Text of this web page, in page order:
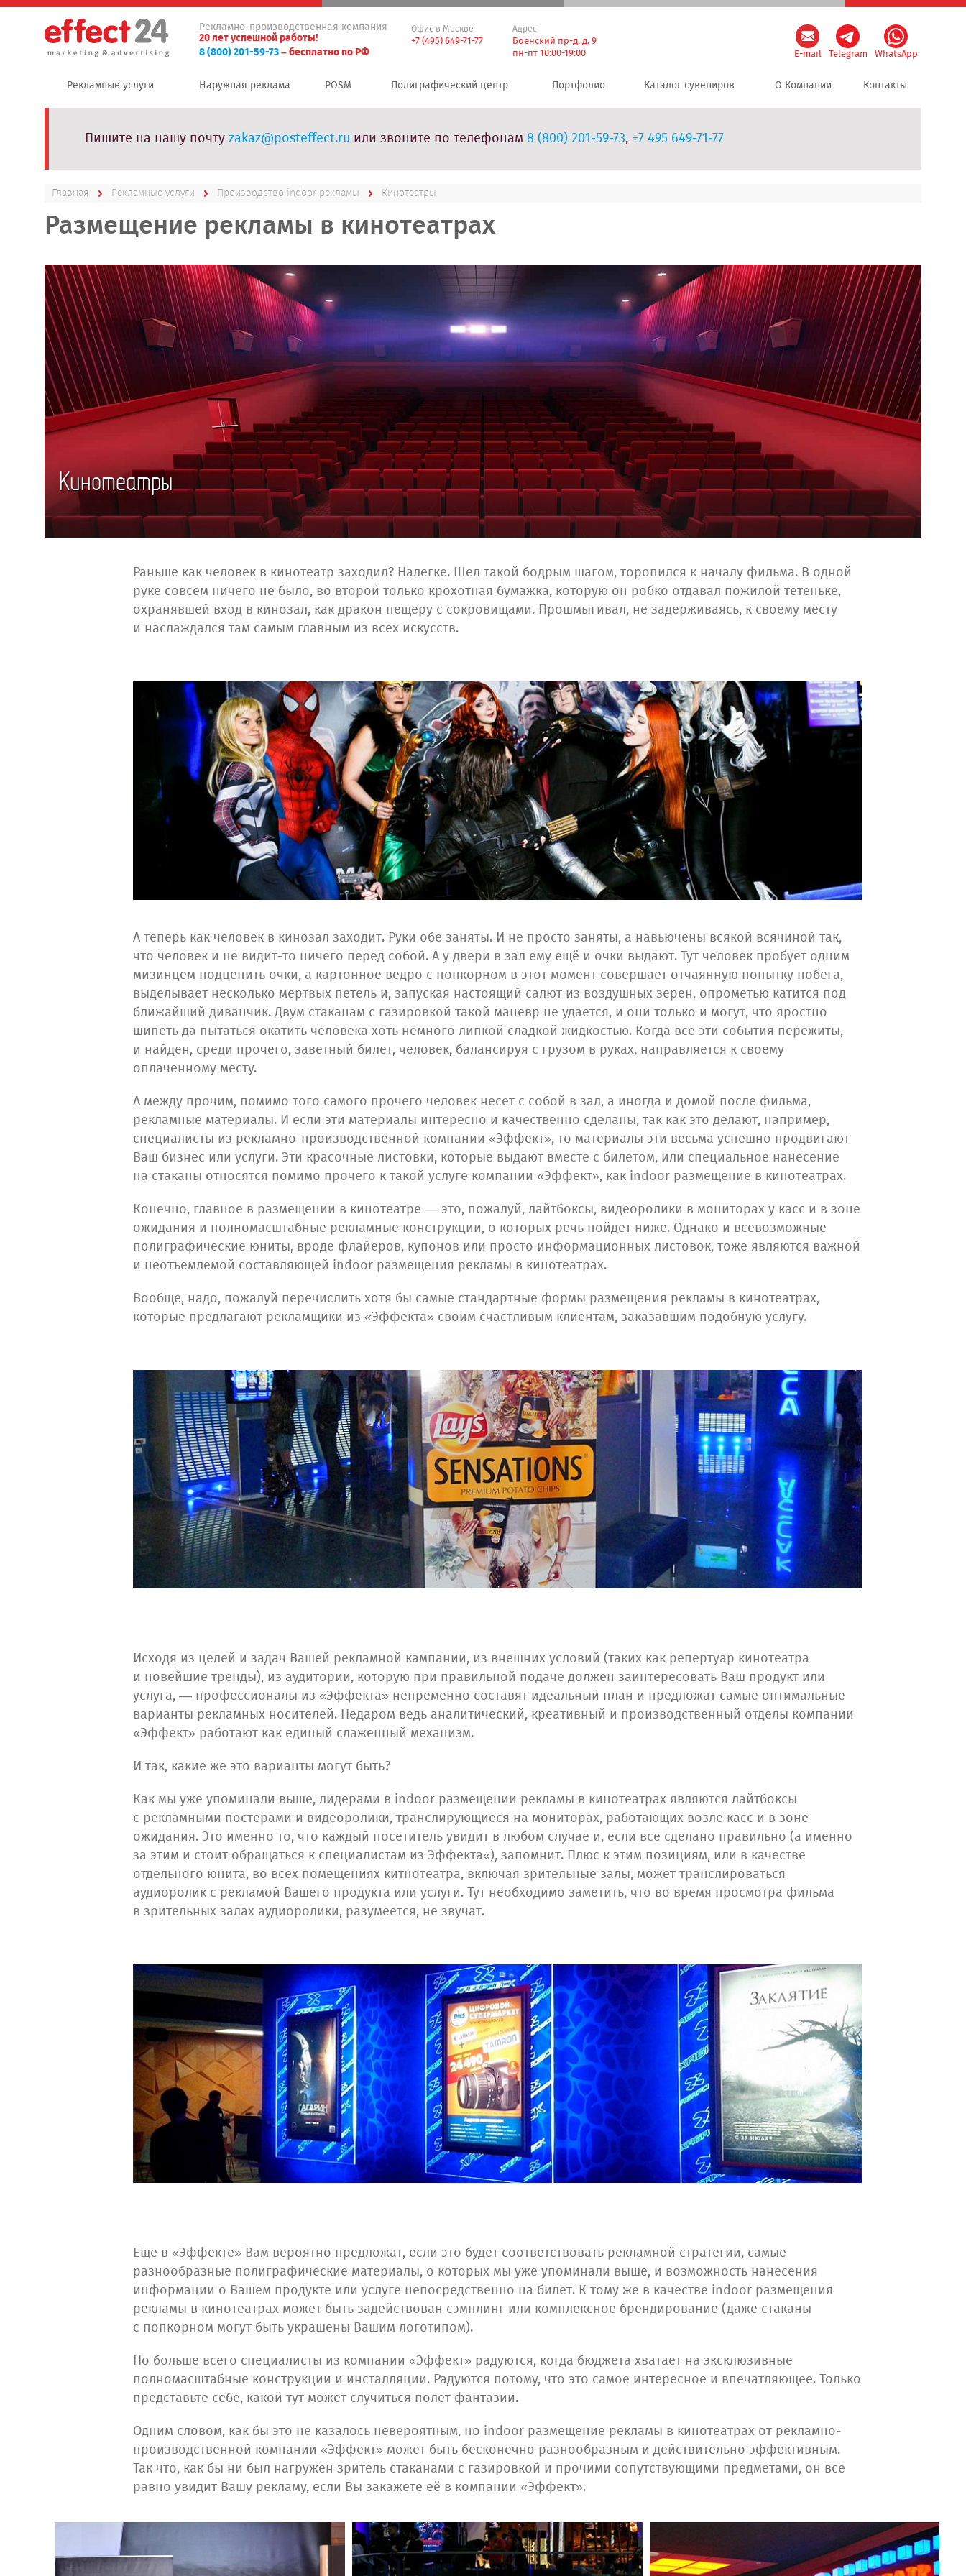
Рекламно-производственная компания
20 лет успешной работы!
8 (800) 201-59-73– бесплатно по РФ
Офис в Москве
+7 (495) 649-71-77
Адрес
Боенский пр-д, д. 9
пн-пт 10:00-19:00
E-mail Telegram WhatsApp
Рекламные услуги Наружная реклама POSM Полиграфический центр Портфолио Каталог сувениров О Компании Контакты
Пишите на нашу почтуzakaz@posteffect.ru или звоните по телефонам 8 (800) 201-59-73, +7 495 649-71-77
Главная Рекламные услуги Производство indoor рекламы Кинотеатры
Размещение рекламы в кинотеатрах
Кинотеатры
Раньше как человек в кинотеатр заходил? Налегке. Шел такой бодрым шагом, торопился к началу фильма. В одной
руке совсем ничего не было, во второй только крохотная бумажка, которую он робко отдавал пожилой тетеньке,
охранявшей вход в кинозал, как дракон пещеру с сокровищами. Прошмыгивал, не задерживаясь, к своему месту
и наслаждался там самым главным из всех искусств.
А теперь как человек в кинозал заходит. Руки обе заняты. И не просто заняты, а навьючены всякой всячиной так,
что человек и не видит-то ничего перед собой. А у двери в зал ему ещё и очки выдают. Тут человек пробует одним
мизинцем подцепить очки, а картонное ведро с попкорном в этот момент совершает отчаянную попытку побега,
выделывает несколько мертвых петель и, запуская настоящий салют из воздушных зерен, опрометью катится под
ближайший диванчик. Двум стаканам с газировкой такой маневр не удается, и они только и могут, что яростно
шипеть да пытаться окатить человека хоть немного липкой сладкой жидкостью. Когда все эти события пережиты,
и найден, среди прочего, заветный билет, человек, балансируя с грузом в руках, направляется к своему
оплаченному месту.
А между прочим, помимо того самого прочего человек несет с собой в зал, а иногда и домой после фильма,
рекламные материалы. И если эти материалы интересно и качественно сделаны, так как это делают, например,
специалисты из рекламно-производственной компании «Эффект», то материалы эти весьма успешно продвигают
Ваш бизнес или услуги. Эти красочные листовки, которые выдают вместе с билетом, или специальное нанесение
на стаканы относятся помимо прочего к такой услуге компании «Эффект», как indoor размещение в кинотеатрах.
Конечно, главное в размещении в кинотеатре — это, пожалуй, лайтбоксы, видеоролики в мониторах у касс и в зоне
ожидания и полномасштабные рекламные конструкции, о которых речь пойдет ниже. Однако и всевозможные
полиграфические юниты, вроде флайеров, купонов или просто информационных листовок, тоже являются важной
и неотъемлемой составляющей indoor размещения рекламы в кинотеатрах.
Вообще, надо, пожалуй перечислить хотя бы самые стандартные формы размещения рекламы в кинотеатрах,
которые предлагают рекламщики из «Эффекта» своим счастливым клиентам, заказавшим подобную услугу.
Исходя из целей и задач Вашей рекламной кампании, из внешних условий (таких как репертуар кинотеатра
и новейшие тренды), из аудитории, которую при правильной подаче должен заинтересовать Ваш продукт или
услуга, — профессионалы из «Эффекта» непременно составят идеальный план и предложат самые оптимальные
варианты рекламных носителей. Недаром ведь аналитический, креативный и производственный отделы компании
«Эффект» работают как единый слаженный механизм.
И так, какие же это варианты могут быть?
Как мы уже упоминали выше, лидерами в indoor размещении рекламы в кинотеатрах являются лайтбоксы
с рекламными постерами и видеоролики, транслирующиеся на мониторах, работающих возле касс и в зоне
ожидания. Это именно то, что каждый посетитель увидит в любом случае и, если все сделано правильно (а именно
за этим и стоит обращаться к специалистам из Эффекта«), запомнит. Плюс к этим позициям, или в качестве
отдельного юнита, во всех помещениях китнотеатра, включая зрительные залы, может транслироваться
аудиоролик с рекламой Вашего продукта или услуги. Тут необходимо заметить, что во время просмотра фильма
в зрительных залах аудиоролики, разумеется, не звучат.
Еще в «Эффекте» Вам вероятно предложат, если это будет соответствовать рекламной стратегии, самые
разнообразные полиграфические материалы, о которых мы уже упоминали выше, и возможность нанесения
информации о Вашем продукте или услуге непосредственно на билет. К тому же в качестве indoor размещения
рекламы в кинотеатрах может быть задействован сэмплинг или комплексное брендирование (даже стаканы
с попкорном могут быть украшены Вашим логотипом).
Но больше всего специалисты из компании «Эффект» радуются, когда бюджета хватает на эксклюзивные
полномасштабные конструкции и инсталляции. Радуются потому, что это самое интересное и впечатляющее. Только
представьте себе, какой тут может случиться полет фантазии.
Одним словом, как бы это не казалось невероятным, но indoor размещение рекламы в кинотеатрах от рекламно-
производственной компании «Эффект» может быть бесконечно разнообразным и действительно эффективным.
Так что, как бы ни был нагружен зритель стаканами с газировкой и прочими сопутствующими предметами, он все
равно увидит Вашу рекламу, если Вы закажете её в компании «Эффект».